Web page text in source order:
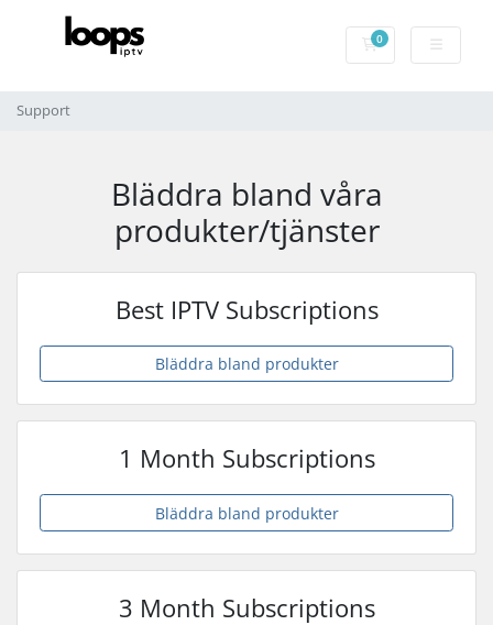
0Kundvagn
Support
Bläddra bland våra
produkter/tjänster
Best IPTV Subscriptions
Bläddra bland produkter
1 Month Subscriptions
Bläddra bland produkter
3 Month Subscriptions